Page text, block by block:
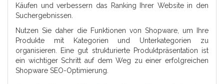
Käufen und verbessern das Ranking Ihrer Website in den
Suchergebnissen.
Nutzen Sie daher die Funktionen von Shopware, um Ihre
Produkte mit Kategorien und Unterkategorien zu
organisieren. Eine gut strukturierte Produktpräsentation ist
ein wichtiger Schritt auf dem Weg zu einer erfolgreichen
Shopware SEO-Optimierung.